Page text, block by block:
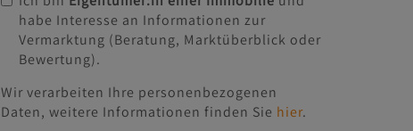
habe Interesse an Informationen zur
Vermarktung (Beratung, Marktüberblick oder
Bewertung).
Wir verarbeiten Ihre personenbezogenen
Daten, weitere Informationen finden Sie hier.